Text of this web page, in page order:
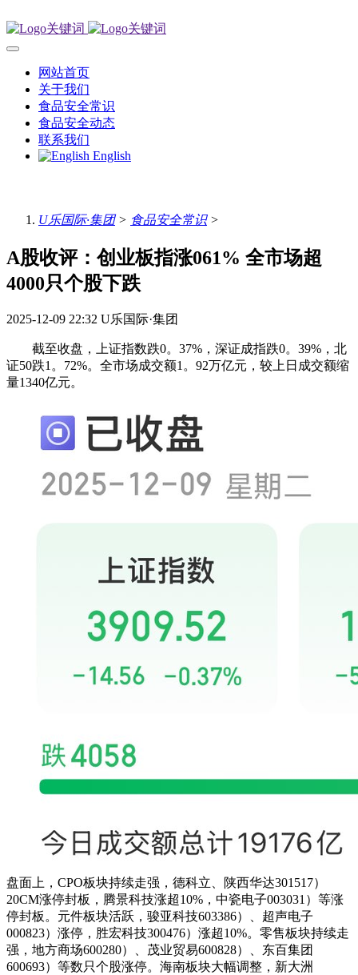
网站首页
关于我们
食品安全常识
食品安全动态
联系我们
English
U乐国际·集团> 食品安全常识>
A股收评：创业板指涨061% 全市场超
4000只个股下跌
2025-12-09 22:32 U乐国际·集团
截至收盘，上证指数跌0。37%，深证成指跌0。39%，北
证50跌1。72%。全市场成交额1。92万亿元，较上日成交额缩
量1340亿元。
盘面上，CPO板块持续走强，德科立、陕西华达301517）
20CM涨停封板，腾景科技涨超10%，中瓷电子003031）等涨
停封板。元件板块活跃，骏亚科技603386）、超声电子
000823）涨停，胜宏科技300476）涨超10%。零售板块持续走
强，地方商场600280）、茂业贸易600828）、东百集团
600693）等数只个股涨停。海南板块大幅调整，新大洲